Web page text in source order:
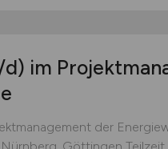
im
der